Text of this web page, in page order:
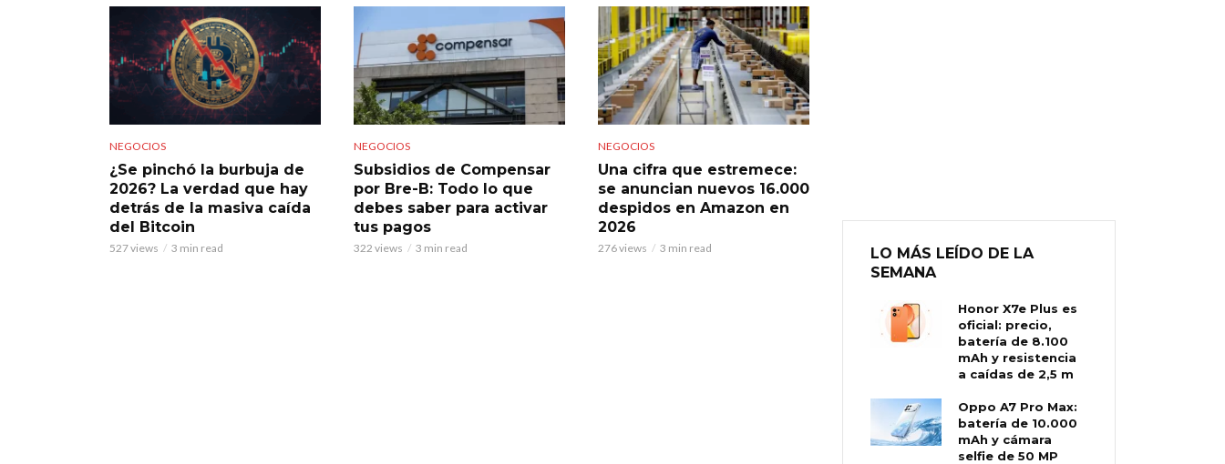
NEGOCIOS
¿Se pinchó la burbuja de
2026? La verdad que hay
detrás de la masiva caída
del Bitcoin
527 views 3 min read
NEGOCIOS
Subsidios de Compensar
por Bre-B: Todo lo que
debes saber para activar
tus pagos
322 views 3 min read
NEGOCIOS
Una cifra que estremece:
se anuncian nuevos 16.000
despidos en Amazon en
2026
276 views 3 min read
LO MÁS LEÍDO DE LA
SEMANA
Honor X7e Plus es
oficial: precio,
batería de 8.100
mAh y resistencia
a caídas de 2,5 m
Oppo A7 Pro Max:
batería de 10.000
mAh y cámara
selfie de 50 MP